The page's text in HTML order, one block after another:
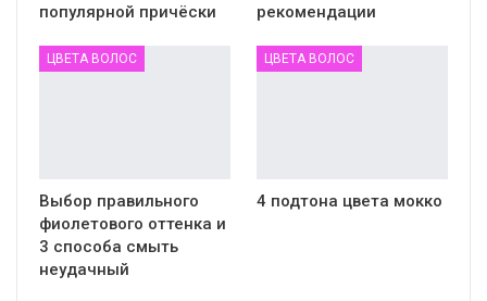
популярной причёски
рекомендации
ЦВЕТА ВОЛОС
Выбор правильного
фиолетового оттенка и
3 способа смыть
неудачный
ЦВЕТА ВОЛОС
4 подтона цвета мокко